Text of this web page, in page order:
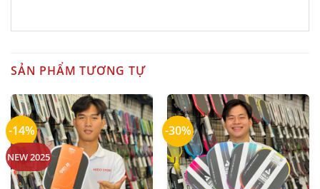
Ngoài các màu sắc tiêu chuẩn, Wika còn bổ
sung bộ sưu tập Metallic Edition 2026 gồm:
Xanh Biển Metallic Edition
Tím Mint Metallic Edition
SẢN PHẨM TƯƠNG TỰ
-14%
NEW 2025
-30%